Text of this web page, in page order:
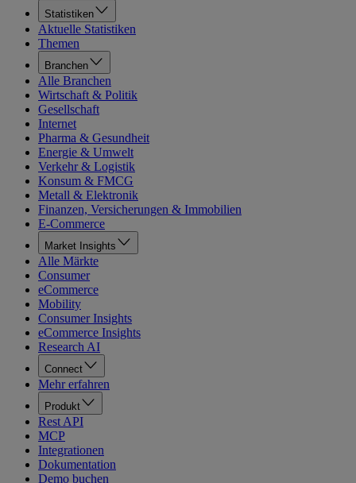
Statistiken
Aktuelle Statistiken
Themen
Branchen
Alle Branchen
Wirtschaft & Politik
Gesellschaft
Internet
Pharma & Gesundheit
Energie & Umwelt
Verkehr & Logistik
Konsum & FMCG
Metall & Elektronik
Finanzen, Versicherungen & Immobilien
E-Commerce
Market Insights
Alle Märkte
Consumer
eCommerce
Mobility
Consumer Insights
eCommerce Insights
Research AI
Connect
Mehr erfahren
Produkt
Rest API
MCP
Integrationen
Dokumentation
Demo buchen